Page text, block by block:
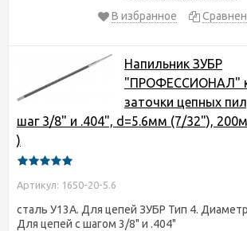
В избранное
Напильник ЗУБР
"ПРОФЕССИОНАЛ"
заточки цепных
шаг 3/8" и .404", d=5.6мм (7/32"),
)
Артикул: 1650-20-5.6
сталь У13А. Для цепей ЗУБР Тип 4.
Для цепей с шагом 3/8" и .404"